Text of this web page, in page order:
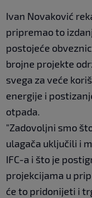
Ivan Novaković
pripremao to
postojeće
brojne projekte
svega za veće
energije i
otpada.
"Zadovoljni smo
ulagača uključili i
IFC-a i što je
projekcijama u
će to pridonijeti i